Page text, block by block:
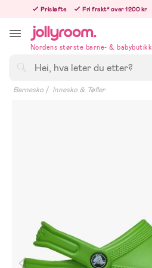
innehållet
Prisløfte Fri frakt* over 1200 kr
Nordens største barne- & babybutikk
Barnesko Innesko & Tøfler